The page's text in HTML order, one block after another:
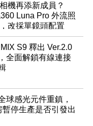
機再添新成員？
Luna Pro 外流照
改採單鏡頭配置
S9 釋出 Ver.2.0
全面解鎖有線連接
球感光元件重鎮，
停生產是否引發出